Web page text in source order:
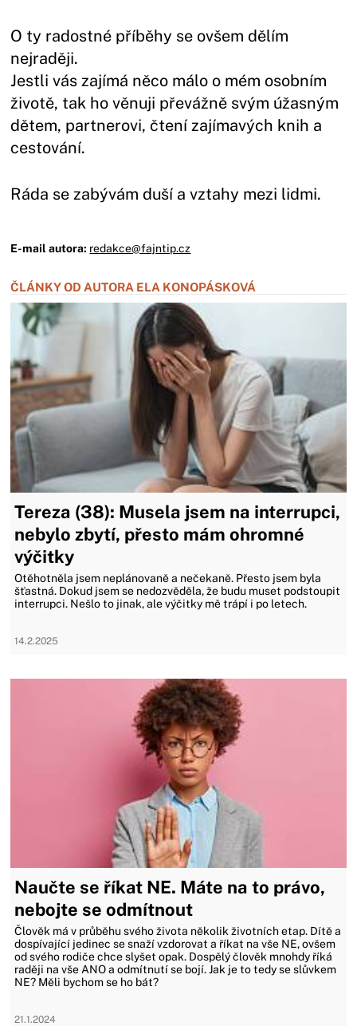
O ty radostné příběhy se ovšem dělím
nejraději.
Jestli vás zajímá něco málo o mém osobním
životě, tak ho věnuji převážně svým úžasným
dětem, partnerovi, čtení zajímavých knih a
cestování.
Ráda se zabývám duší a vztahy mezi lidmi.
E-mail autora: redakce@fajntip.cz
ČLÁNKY OD AUTORA ELA KONOPÁSKOVÁ
Tereza (38): Musela jsem na interrupci,
nebylo zbytí, přesto mám ohromné
výčitky
Otěhotněla jsem neplánovaně a nečekaně. Přesto jsem byla
šťastná. Dokud jsem se nedozvěděla, že budu muset podstoupit
interrupci. Nešlo to jinak, ale výčitky mě trápí i po letech.
14.2.2025
Naučte se říkat NE. Máte na to právo,
nebojte se odmítnout
Člověk má v průběhu svého života několik životních etap. Dítě a
dospívající jedinec se snaží vzdorovat a říkat na vše NE, ovšem
od svého rodiče chce slyšet opak. Dospělý člověk mnohdy říká
raději na vše ANO a odmítnutí se bojí. Jak je to tedy se slůvkem
NE? Měli bychom se ho bát?
21.1.2024